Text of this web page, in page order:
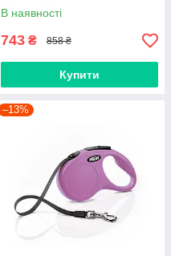
В наявності
743 ₴ 858 ₴
Купити
–13%